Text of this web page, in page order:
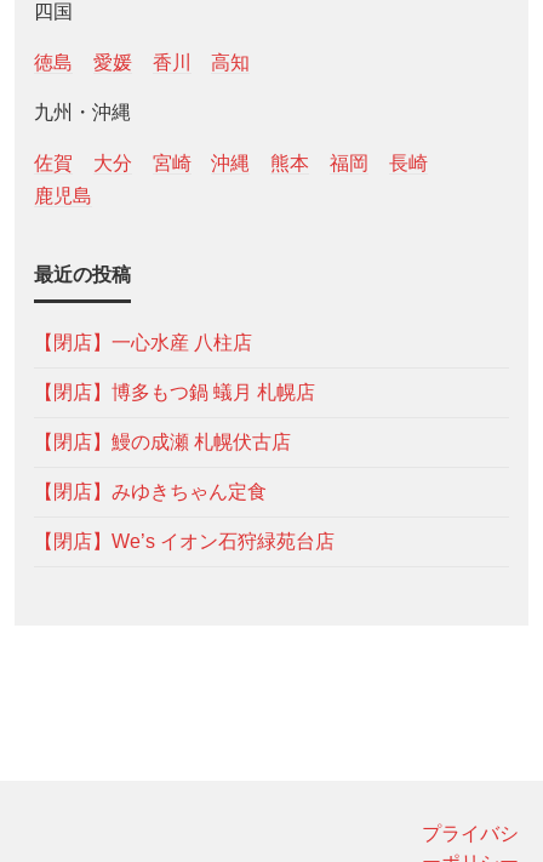
四国
徳島 愛媛 香川 高知
九州・沖縄
佐賀 大分 宮崎 沖縄 熊本 福岡
長崎
鹿児島
最近の投稿
【閉店】一心水産 八柱店
【閉店】博多もつ鍋 蟻月 札幌店
【閉店】鰻の成瀬 札幌伏古店
【閉店】みゆきちゃん定食
【閉店】We’s イオン石狩緑苑台店
プライバシ